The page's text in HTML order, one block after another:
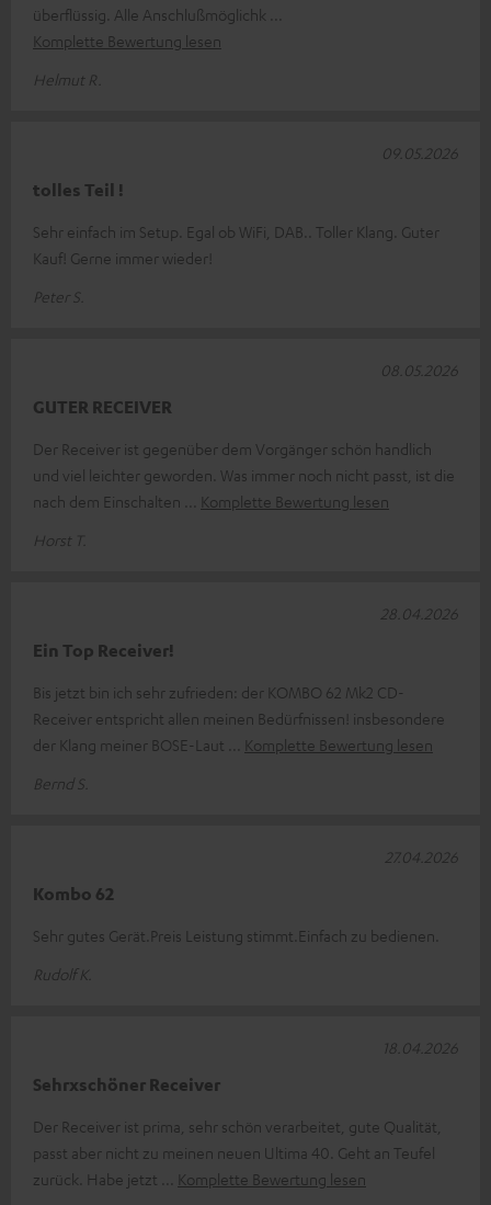
überflüssig. Alle Anschlußmöglichk
Komplette Bewertung lesen
Helmut R.
tolles Teil !
Sehr einfach im Setup. Egal ob WiFi, DAB.. Toller Klang. Guter
Kauf! Gerne immer wieder!
Peter S.
09.05.2026
GUTER RECEIVER
Der Receiver ist gegenüber dem Vorgänger schön handlich
und viel leichter geworden. Was immer noch nicht passt, ist die
nach dem Einschalten
Komplette Bewertung lesen
Horst T.
08.05.2026
Ein Top Receiver!
Bis jetzt bin ich sehr zufrieden: der KOMBO 62 Mk2 CD-
Receiver entspricht allen meinen Bedürfnissen! insbesondere
der Klang meiner BOSE-Laut
Komplette Bewertung lesen
Bernd S.
28.04.2026
Kombo 62
Sehr gutes Gerät.Preis Leistung stimmt.Einfach zu bedienen.
Rudolf K.
27.04.2026
Sehrxschöner Receiver
Der Receiver ist prima, sehr schön verarbeitet, gute Qualität,
passt aber nicht zu meinen neuen Ultima 40. Geht an Teufel
zurück. Habe jetzt
Komplette Bewertung lesen
18.04.2026